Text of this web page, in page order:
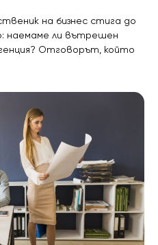
на бизнес стига до
наемаме ли вътрешен
Отговорът, който